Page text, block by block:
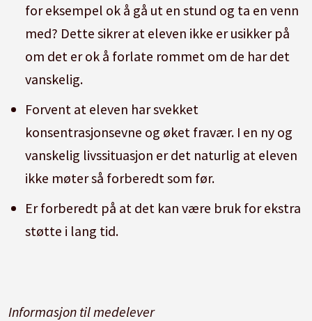
for eksempel ok å gå ut en stund og ta en venn
med? Dette sikrer at eleven ikke er usikker på
om det er ok å forlate rommet om de har det
vanskelig.
Forvent at eleven har svekket
konsentrasjonsevne og øket fravær. I en ny og
vanskelig livssituasjon er det naturlig at eleven
ikke møter så forberedt som før.
Er forberedt på at det kan være bruk for ekstra
støtte i lang tid.
Informasjon til medelever